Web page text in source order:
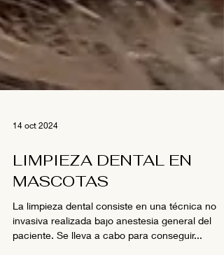
LIMPIEZA DENTAL EN
MASCOTAS
La limpieza dental consiste en una técnica no